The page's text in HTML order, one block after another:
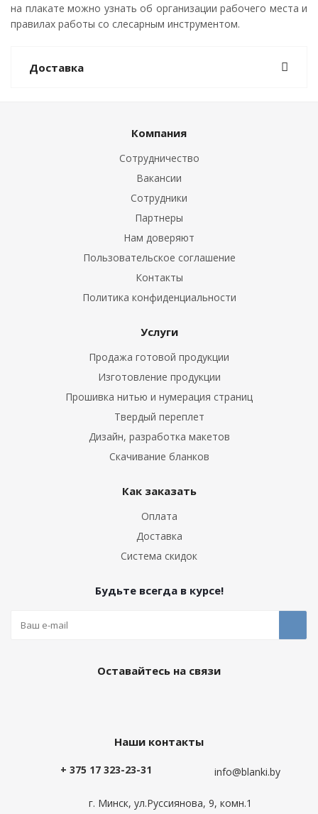
на плакате можно узнать об организации рабочего места и
правилах работы со слесарным инструментом.
Доставка
Компания
Сотрудничество
Вакансии
Сотрудники
Партнеры
Нам доверяют
Пользовательское соглашение
Контакты
Политика конфиденциальности
Услуги
Продажа готовой продукции
Изготовление продукции
Прошивка нитью и нумерация страниц
Твердый переплет
Дизайн, разработка макетов
Скачивание бланков
Как заказать
Оплата
Доставка
Система скидок
Будьте всегда в курсе!
Оставайтесь на связи
Наши контакты
+ 375 17 323-23-31 info@blanki.by
г. Минск, ул.Руссиянова, 9, комн.1